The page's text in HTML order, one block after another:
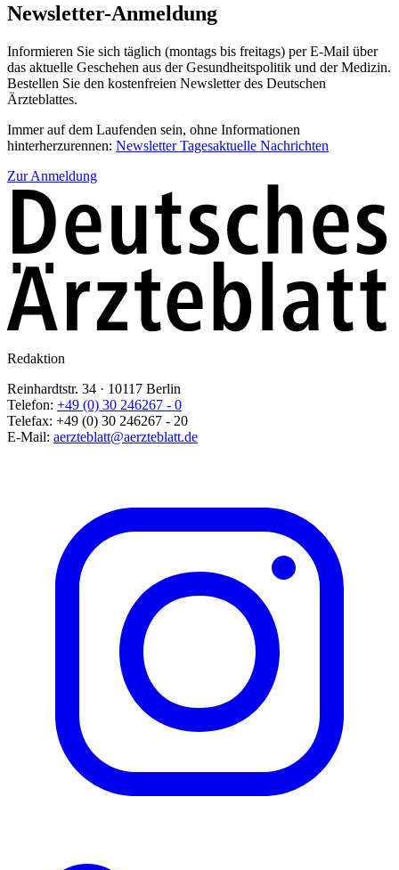
Newsletter-Anmeldung
Informieren Sie sich täglich (montags bis freitags) per E-Mail über
das aktuelle Geschehen aus der Gesundheitspolitik und der Medizin.
Bestellen Sie den kostenfreien Newsletter des Deutschen
Ärzteblattes.
Immer auf dem Laufenden sein, ohne Informationen
hinterherzurennen: Newsletter Tagesaktuelle Nachrichten
Zur Anmeldung
Redaktion
Reinhardtstr. 34 · 10117 Berlin
Telefon: +49 (0) 30 246267 - 0
Telefax: +49 (0) 30 246267 - 20
E-Mail: aerzteblatt@aerzteblatt.de